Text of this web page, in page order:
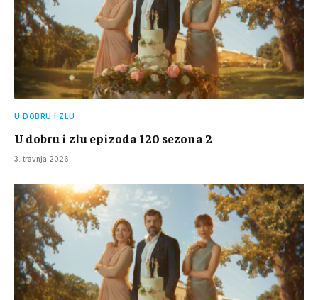
U DOBRU I ZLU
U dobru i zlu epizoda 120 sezona 2
3. travnja 2026.